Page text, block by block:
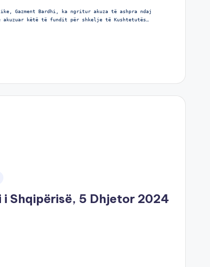
Gazment Bardhi, ka ngritur akuza të ashpra ndaj
akuzuar këtë të fundit për shkelje të Kushtetutës…
Shqipërisë, 5 Dhjetor 2024